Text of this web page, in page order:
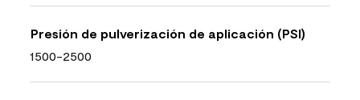
Presión de pulverización de aplicación (PSI)
1500-2500